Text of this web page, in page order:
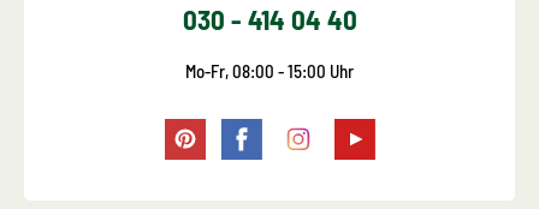
030 - 414 04 40
Mo-Fr, 08:00 - 15:00 Uhr